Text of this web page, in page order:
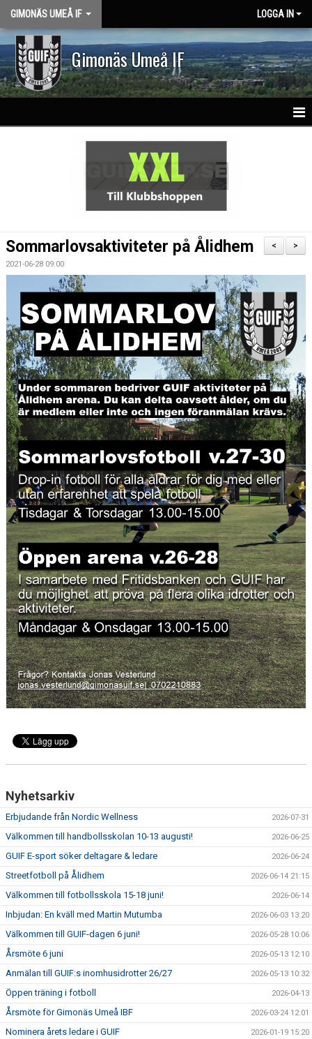
GIMONÄS UMEÅ IF LOGGA IN
Gimonäs Umeå IF
VISION & VÄRDEGRUND
KLASSLAG
DOKUMENT
AVGIFTER
FRITIDSKORTET
MATERIALINKÖP
TOLK
NATTVANDRING
>
<
Sommarlovsaktiviteter på Ålidhem
2021-06-28 09:00
Nyhetsarkiv
Erbjudande från Nordic Wellness 2026-07-31
Välkommen till handbollsskolan 10-13 augusti! 2026-06-25
GUIF E-sport söker deltagare & ledare 2026-06-24
Streetfotboll på Ålidhem 2026-06-14 21:15
Välkommen till fotbollsskola 15-18 juni! 2026-06-14
Inbjudan: En kväll med Martin Mutumba 2026-06-03 13:20
Välkommen till GUIF-dagen 6 juni! 2026-05-28 10:06
Årsmöte 6 juni 2026-05-13 12:10
Anmälan till GUIF:s inomhusidrotter 26/27 2026-05-13 10:32
Öppen träning i fotboll 2026-04-13
Årsmöte för Gimonäs Umeå IBF 2026-03-24 12:01
Nominera årets ledare i GUIF 2026-01-19 15:20